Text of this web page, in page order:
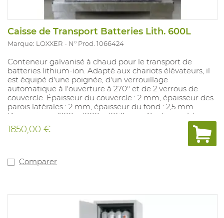
Caisse de Transport Batteries Lith. 600L
Marque: LOXXER N° Prod. 1066424
Conteneur galvanisé à chaud pour le transport de
batteries lithium-ion. Adapté aux chariots élévateurs, il
est équipé d'une poignée, d'un verrouillage
automatique à l'ouverture à 270° et de 2 verrous de
couvercle. Épaisseur du couvercle : 2 mm, épaisseur des
parois latérales : 2 mm, épaisseur du fond : 2,5 mm.
Dimensions : 1200 × 1000 × 1060 mm. Conforme à la
norme DIN 30741, partie I, certifié ONU.
1850,00 €
Comparer